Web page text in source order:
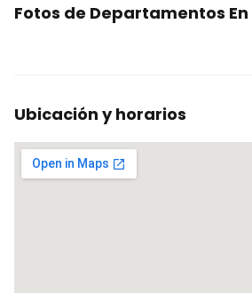
Fotos de Departamentos En
Ubicación y horarios